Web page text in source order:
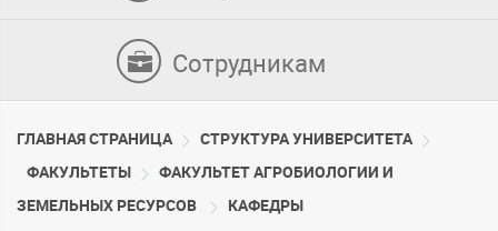
Сотрудникам
ГЛАВНАЯ СТРАНИЦА
CТРУКТУРА УНИВЕРСИТЕТА
ФАКУЛЬТЕТЫ
ФАКУЛЬТЕТ АГРОБИОЛОГИИ И
ЗЕМЕЛЬНЫХ РЕСУРСОВ
КАФЕДРЫ